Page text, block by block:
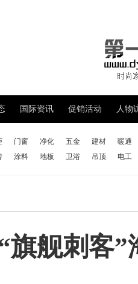
国际资讯 促销活动 人物
门窗 净化 五金 建材
暖通
涂料 地板 卫浴 吊顶 电工
旗舰刺客”